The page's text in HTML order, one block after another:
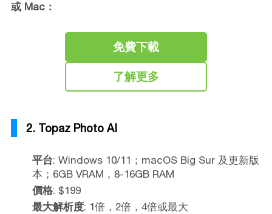
或 Mac：
免費下載
了解更多
2. Topaz Photo AI
平台: Windows 10/11；macOS Big Sur 及更新版
本；6GB VRAM，8-16GB RAM
價格: $199
最大解析度: 1倍，2倍，4倍或最大